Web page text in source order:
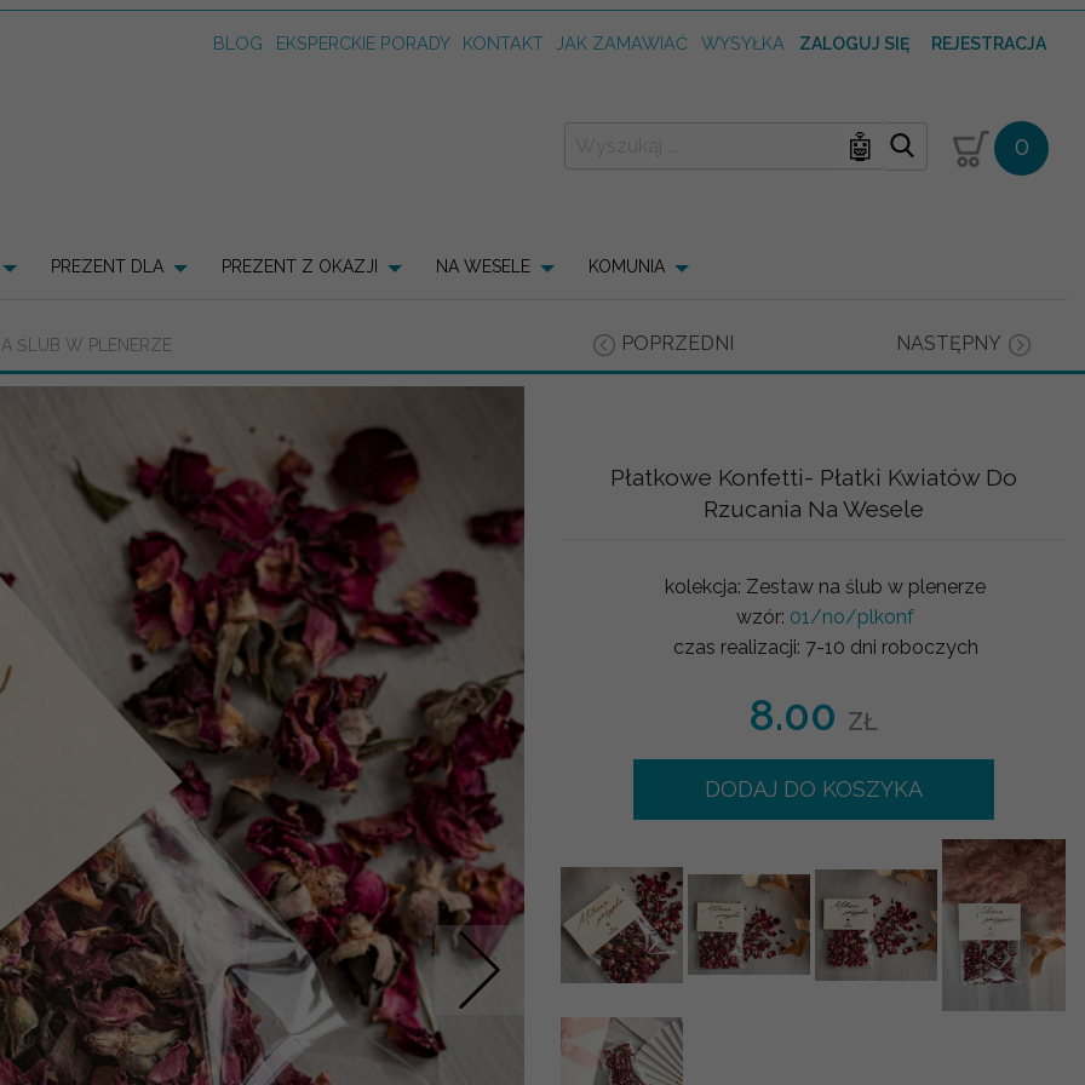
BLOG EKSPERCKIE PORADY KONTAKT JAK ZAMAWIAĆ WYSYŁKA ZALOGUJ SIĘ REJESTRACJA
🤖 0
PREZENT DLA PREZENT Z OKAZJI NA WESELE KOMUNIA
ŚLUB W PLENERZE POPRZEDNI NASTĘPNY
Nastepne
Płatkowe Konfetti- Płatki Kwiatów Do
Rzucania Na Wesele
kolekcja: Zestaw na ślub w plenerze
wzór: 01/no/plkonf
czas realizacji: 7-10 dni roboczych
8.00 ZŁ
DODAJ DO KOSZYKA